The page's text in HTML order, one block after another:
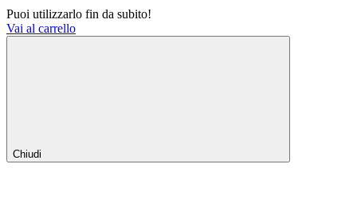
Puoi utilizzarlo fin da subito!
Vai al carrello
Chiudi